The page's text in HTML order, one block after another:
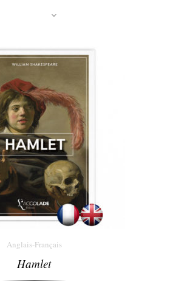
Anglais-Français
Hamlet